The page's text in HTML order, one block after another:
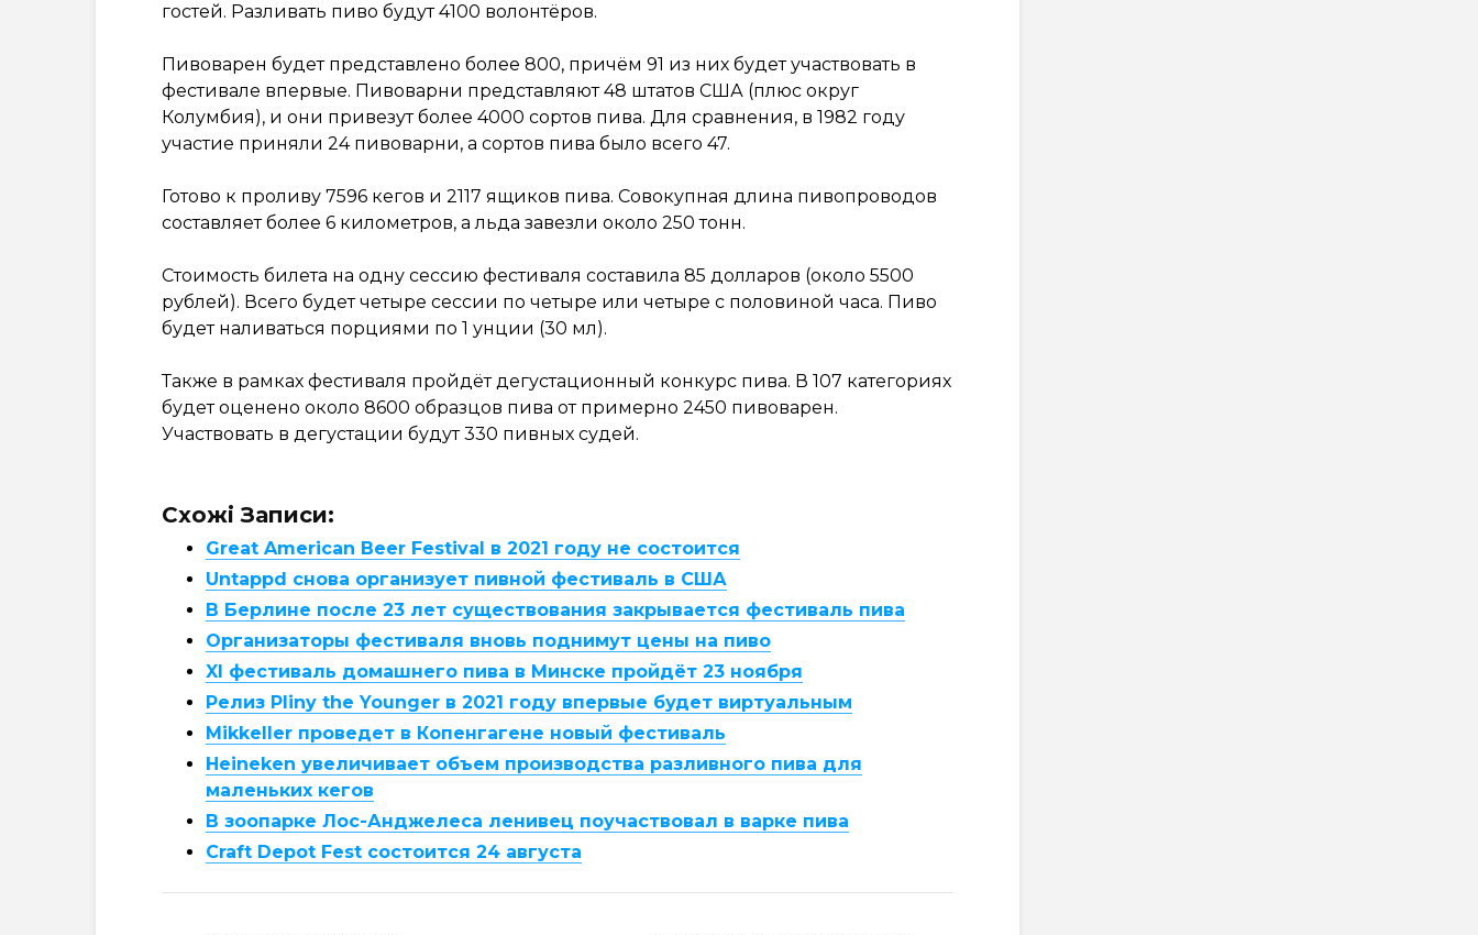
гостей. Разливать пиво будут 4100 волонтёров.
Пивоварен будет представлено более 800, причём 91 из них будет участвовать в
фестивале впервые. Пивоварни представляют 48 штатов США (плюс округ
Колумбия), и они привезут более 4000 сортов пива. Для сравнения, в 1982 году
участие приняли 24 пивоварни, а сортов пива было всего 47.
Готово к проливу 7596 кегов и 2117 ящиков пива. Совокупная длина пивопроводов
составляет более 6 километров, а льда завезли около 250 тонн.
Стоимость билета на одну сессию фестиваля составила 85 долларов (около 5500
рублей). Всего будет четыре сессии по четыре или четыре с половиной часа. Пиво
будет наливаться порциями по 1 унции (30 мл).
Также в рамках фестиваля пройдёт дегустационный конкурс пива. В 107 категориях
будет оценено около 8600 образцов пива от примерно 2450 пивоварен.
Участвовать в дегустации будут 330 пивных судей.
Схожі Записи:
Great American Beer Festival в 2021 году не состоится
Untappd снова организует пивной фестиваль в США
В Берлине после 23 лет существования закрывается фестиваль пива
Организаторы фестиваля вновь поднимут цены на пиво
XI фестиваль домашнего пива в Минске пройдёт 23 ноября
Релиз Pliny the Younger в 2021 году впервые будет виртуальным
Mikkeller проведет в Копенгагене новый фестиваль
Heineken увеличивает объем производства разливного пива для
маленьких кегов
В зоопарке Лос-Анджелеса ленивец поучаствовал в варке пива
Craft Depot Fest состоится 24 августа